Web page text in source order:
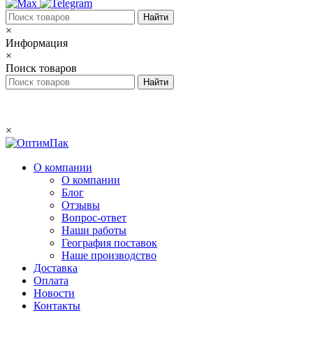
×
Информация
×
Поиск товаров
×
О компании
О компании
Блог
Отзывы
Вопрос-ответ
Наши работы
География поставок
Наше производство
Доставка
Оплата
Новости
Контакты